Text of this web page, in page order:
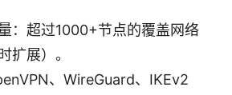
：超过1000+节点的覆盖网络
扩展）。
、WireGuard、IKEv2